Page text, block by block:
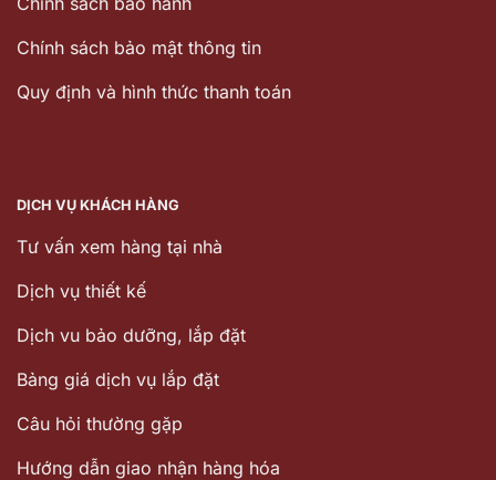
Chính sách bảo mật thông tin
Quy định và hình thức thanh toán
DỊCH VỤ KHÁCH HÀNG
Tư vấn xem hàng tại nhà
Dịch vụ thiết kế
Dịch vu bảo dưỡng, lắp đặt
Bảng giá dịch vụ lắp đặt
Câu hỏi thường gặp
Hướng dẫn giao nhận hàng hóa